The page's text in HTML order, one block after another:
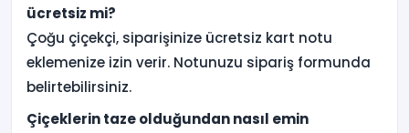
ücretsiz mi?
Çoğu çiçekçi, siparişinize ücretsiz kart notu
eklemenize izin verir. Notunuzu sipariş formunda
belirtebilirsiniz.
Çiçeklerin taze olduğundan nasıl emin